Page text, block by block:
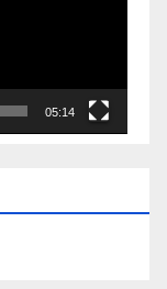
05:14